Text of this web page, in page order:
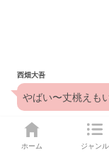
ホーム ジャンル
西畑大吾
やばい〜丈桃えも